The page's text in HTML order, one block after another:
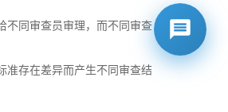
不同审查员审理，而不同审查
准存在差异而产生不同审查结